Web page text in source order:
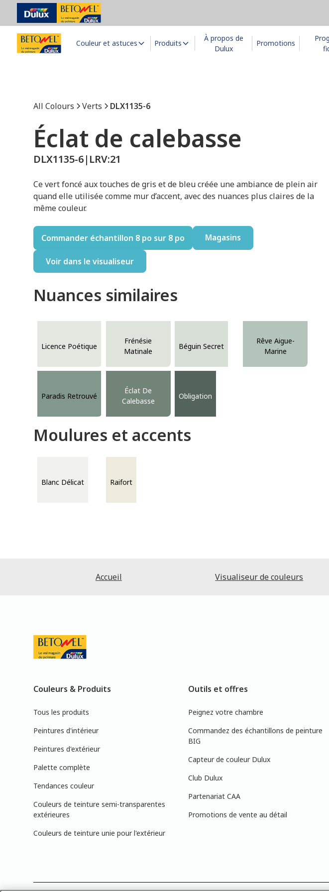
Couleur et astuces Produits
À propos de
Dulux
Promotions
All Colours Verts DLX1135-6
Éclat de calebasse
DLX1135-6| LRV:21
Ce vert foncé aux touches de gris et de bleu créée une ambiance de plein air
quand elle utilisée comme mur d’accent, avec des nuances plus claires de la
même couleur.
Commander échantillon 8 po sur 8 po Magasins
Voir dans le visualiseur
Nuances similaires
Licence Poétique
Frénésie
Matinale
Béguin Secret
Rêve Aigue-
Marine
Paradis Retrouvé
Éclat De
Calebasse
Obligation
Moulures et accents
Blanc Délicat Raifort
Accueil Visualiseur de couleurs
Couleurs & Produits
Tous les produits
Peintures d'intérieur
Peintures d'extérieur
Palette complète
Tendances couleur
Couleurs de teinture semi-transparentes
extérieures
Couleurs de teinture unie pour l'extérieur
Outils et offres
Peignez votre chambre
Commandez des échantillons de peinture
BIG
Capteur de couleur Dulux
Club Dulux
Partenariat CAA
Promotions de vente au détail